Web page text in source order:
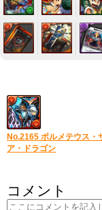
No.2165 ボルメテウス・
ア・ドラゴン
コメント